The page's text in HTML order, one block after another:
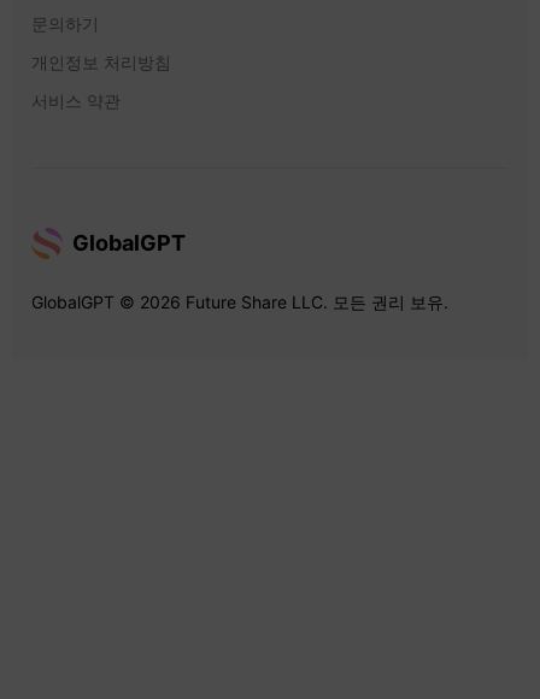
문의하기
개인정보 처리방침
서비스 약관
GlobalGPT
GlobalGPT © 2026 Future Share LLC. 모든 권리 보유.